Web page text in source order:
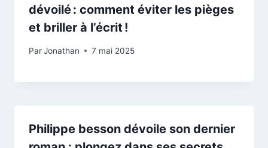
dévoilé : comment éviter les pièges
et briller à l’écrit !
ParJonathan 7 mai 2025
Philippe besson dévoile son dernier